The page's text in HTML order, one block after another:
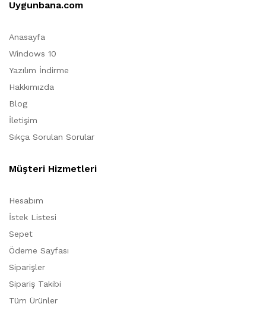
Uygunbana.com
Anasayfa
Windows 10
Yazılım İndirme
Hakkımızda
Blog
İletişim
Sıkça Sorulan Sorular
Müşteri Hizmetleri
Hesabım
İstek Listesi
Sepet
Ödeme Sayfası
Siparişler
Sipariş Takibi
Tüm Ürünler